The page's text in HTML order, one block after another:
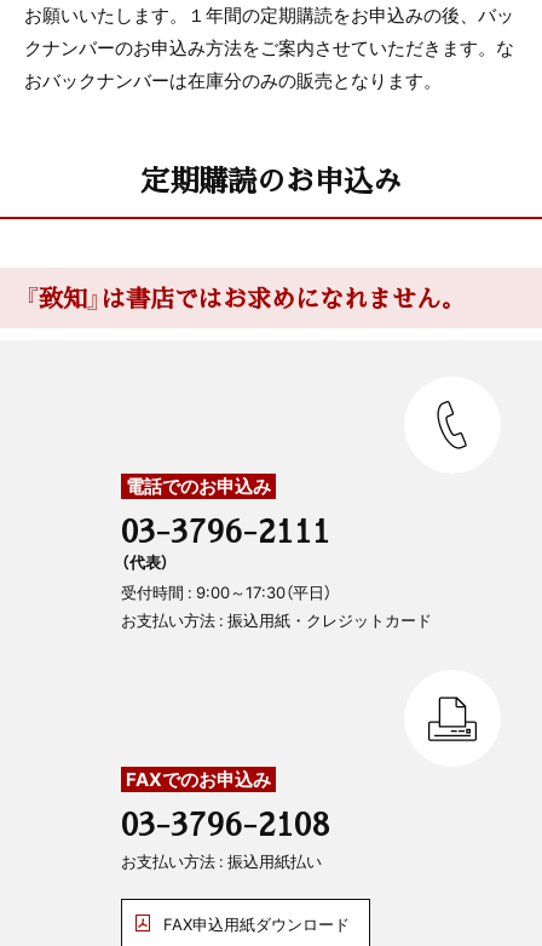
こまく
読者プレゼント
まんが＜うちの社長の器学＞
神保あつし
木鶏クラブ通信
お願いいたします。１年間の定期購読をお申込みの後、バッ
クナンバーのお申込み方法をご案内させていただきます。な
おバックナンバーは在庫分のみの販売となります。
定期購読のお申込み
『致知』は書店ではお求めになれません。
電話でのお申込み
03-3796-2111
（代表）
受付時間 : 9:00～17:30（平日）
お支払い方法 : 振込用紙・クレジットカード
FAXでのお申込み
03-3796-2108
お支払い方法 : 振込用紙払い
FAX申込用紙ダウンロード